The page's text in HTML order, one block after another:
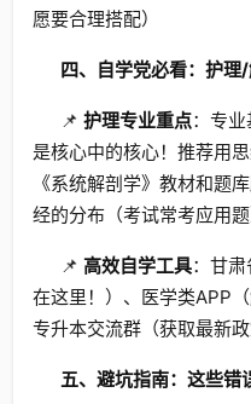
愿要合理搭配）
四、自学党必看：护理
📌 护理专业重点：专业
是核心中的核心！推荐用
《系统解剖学》教材和题
经的分布（考试常考应用题
📌 高效自学工具：甘肃
在这里！）、医学类APP
专升本交流群（获取最新政
五、避坑指南：这些错